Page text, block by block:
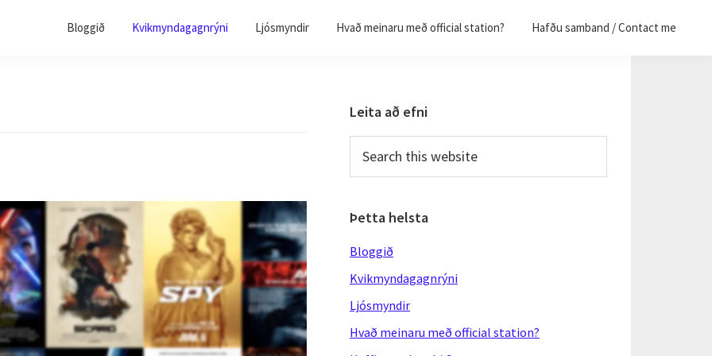
Bloggið Kvikmyndagagnrýni Ljósmyndir Hvað meinaru með official station? Hafðu samband / Contact me
Primary
Sidebar
Leita að efni
this
Þetta helsta
Bloggið
Kvikmyndagagnrýni
Ljósmyndir
Hvað meinaru með official station?